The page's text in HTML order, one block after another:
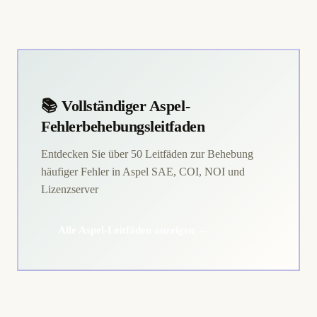
📚 Vollständiger Aspel-
Fehlerbehebungsleitfaden
Entdecken Sie über 50 Leitfäden zur Behebung
häufiger Fehler in Aspel SAE, COI, NOI und
Lizenzserver